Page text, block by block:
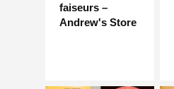
faiseurs –
Andrew's Store